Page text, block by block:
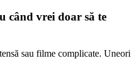
când vrei doar să te
sau filme complicate. Uneori